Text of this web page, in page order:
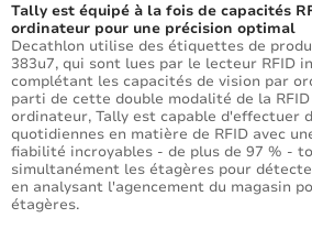
Tally est équipé à la fois de capacités
ordinateur pour une précision optimal
Decathlon utilise des étiquettes de
383u7, qui sont lues par le lecteur RFID
complétant les capacités de vision par
parti de cette double modalité de la
ordinateur, Tally est capable d'effectuer
quotidiennes en matière de RFID avec
fiabilité incroyables - de plus de 97 % -
simultanément les étagères pour
en analysant l'agencement du magasin
étagères.